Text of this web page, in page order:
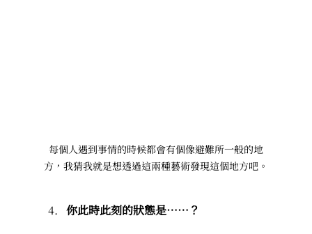
每個人遇到事情的時候都會有個像避難所一般的地
方，我猜我就是想透過這兩種藝術發現這個地方吧。
你此時此刻的狀態是……？